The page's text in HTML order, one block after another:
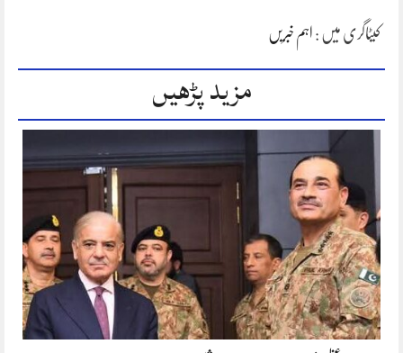
کیٹاگری میں : اہم خبریں
مزید پڑھیں